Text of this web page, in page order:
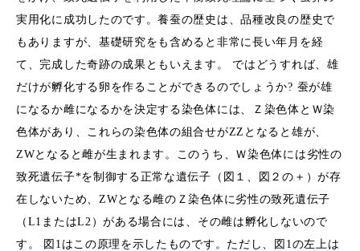
実用化に成功したのです。養蚕の歴史は、品種改良の歴史で
もありますが、基礎研究をも含めると非常に長い年月を経
て、完成した奇跡の成果ともいえます。 ではどうすれば、雄
だけが孵化する卵を作ることができるのでしょうか? 蚕が雄
になるか雌になるかを決定する染色体には、Ｚ染色体とＷ染
色体があり、これらの染色体の組合せがZZとなると雄が、
ZWとなると雌が生まれます。このうち、Ｗ染色体には劣性の
致死遺伝子*を制御する正常な遺伝子（図１、図２の＋）が存
在しないため、ZWとなる雌のＺ染色体に劣性の致死遺伝子
（L1またはL2）がある場合には、その雌は孵化しないので
す。 図1はこの原理を示したものです。ただし、図1の左上は